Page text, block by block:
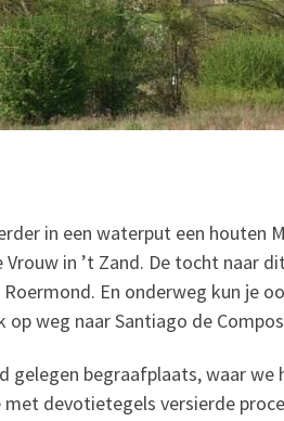
in een waterput een houten
in ’t Zand. De tocht naar
En onderweg kun je
weg naar Santiago de
gelegen begraafplaats, waar
devotietegels versierde